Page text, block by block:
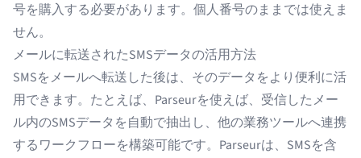
号を購入する必要があります。個人番号のままでは使えま
せん。
メールに転送されたSMSデータの活用方法
SMSをメールへ転送した後は、そのデータをより便利に活
用できます。たとえば、Parseurを使えば、受信したメー
ル内のSMSデータを自動で抽出し、他の業務ツールへ連携
するワークフローを構築可能です。 Parseurは、SMSを含